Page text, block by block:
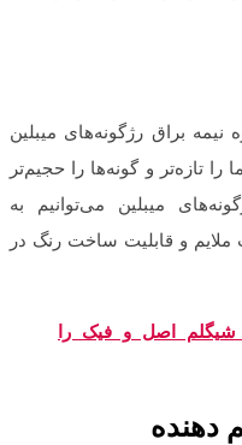
براق رژگونه‌های میبلین
تازه‌تر و گونه‌ها را حجیم‌تر
میبلین می‌توانیم به
ملایم و قابلیت ساخت رنگ در
شیگلم اصل و فیک را
دهنده